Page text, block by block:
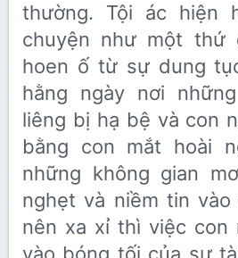
thường. Tội ác hiện
chuyện như một thứ
hoen ố từ sự dung
hằng ngày nơi
liêng bị hạ bệ và con
bằng con mắt hoài
những không gian
nghẹt và niềm tin
nên xa xỉ thì việc con